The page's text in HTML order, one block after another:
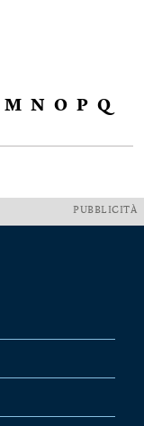
M N O P Q
PUBBLICITÀ